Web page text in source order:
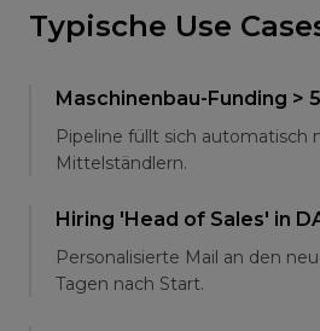
Typische Use
Maschinenbau-Funding >
Pipeline füllt sich automatisch
Mittelständlern.
Hiring 'Head of Sales' in
Personalisierte Mail an den
Tagen nach Start.